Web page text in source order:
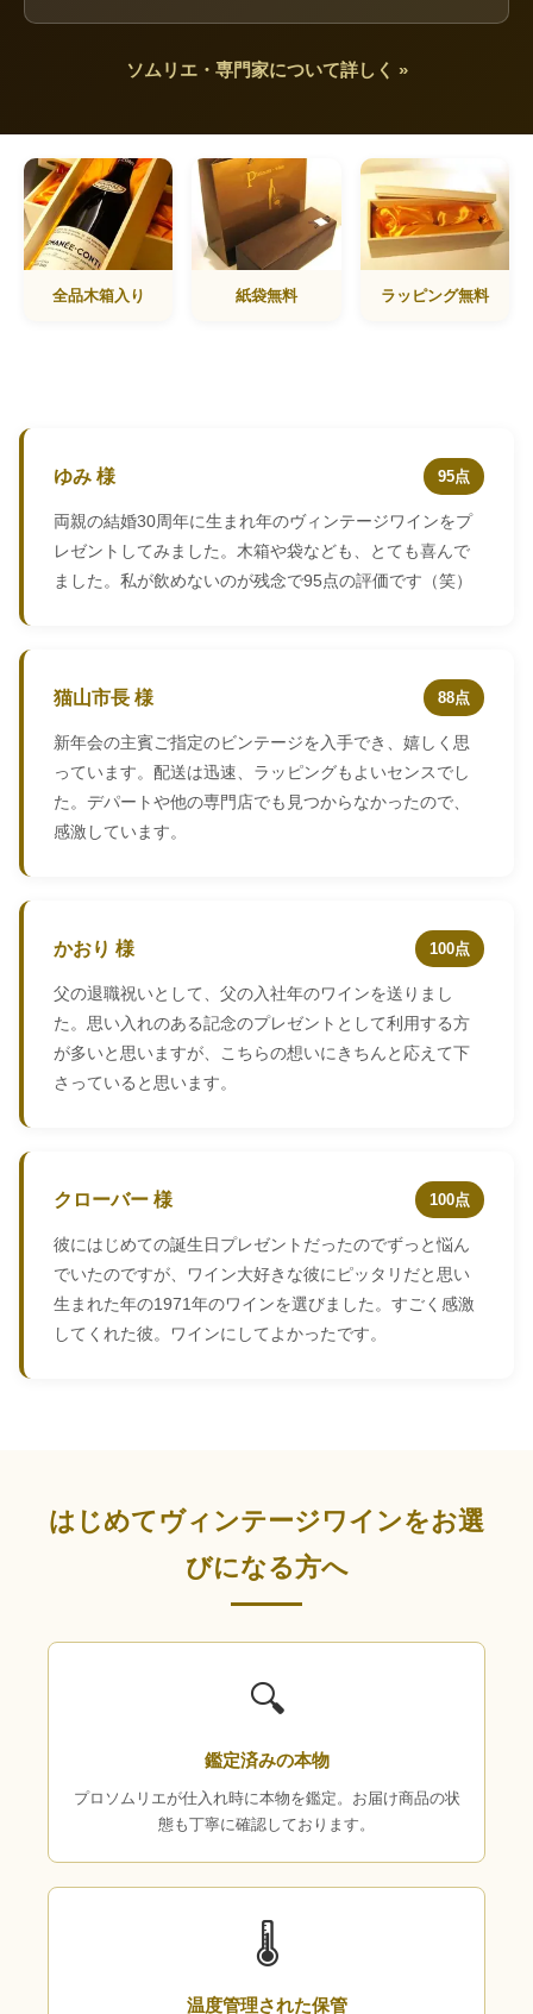
ソムリエ・専門家について詳しく »
全品木箱入り 紙袋無料 ラッピング無料
ゆみ 様 95点
両親の結婚30周年に生まれ年のヴィンテージワインをプ
レゼントしてみました。木箱や袋なども、とても喜んで
ました。私が飲めないのが残念で95点の評価です（笑）
猫山市長 様 88点
新年会の主賓ご指定のビンテージを入手でき、嬉しく思
っています。配送は迅速、ラッピングもよいセンスでし
た。デパートや他の専門店でも見つからなかったので、
感激しています。
かおり 様 100点
父の退職祝いとして、父の入社年のワインを送りまし
た。思い入れのある記念のプレゼントとして利用する方
が多いと思いますが、こちらの想いにきちんと応えて下
さっていると思います。
クローバー 様 100点
彼にはじめての誕生日プレゼントだったのでずっと悩ん
でいたのですが、ワイン大好きな彼にピッタリだと思い
生まれた年の1971年のワインを選びました。すごく感激
してくれた彼。ワインにしてよかったです。
はじめてヴィンテージワインをお選
びになる方へ
🔍
鑑定済みの本物
プロソムリエが仕入れ時に本物を鑑定。お届け商品の状
態も丁寧に確認しております。
🌡
温度管理された保管